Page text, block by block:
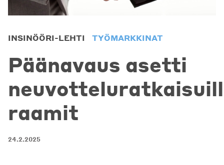
INSINÖÖRI-LEHTI TYÖMARKKINAT
Päänavaus asetti
raamit
24.2.2025